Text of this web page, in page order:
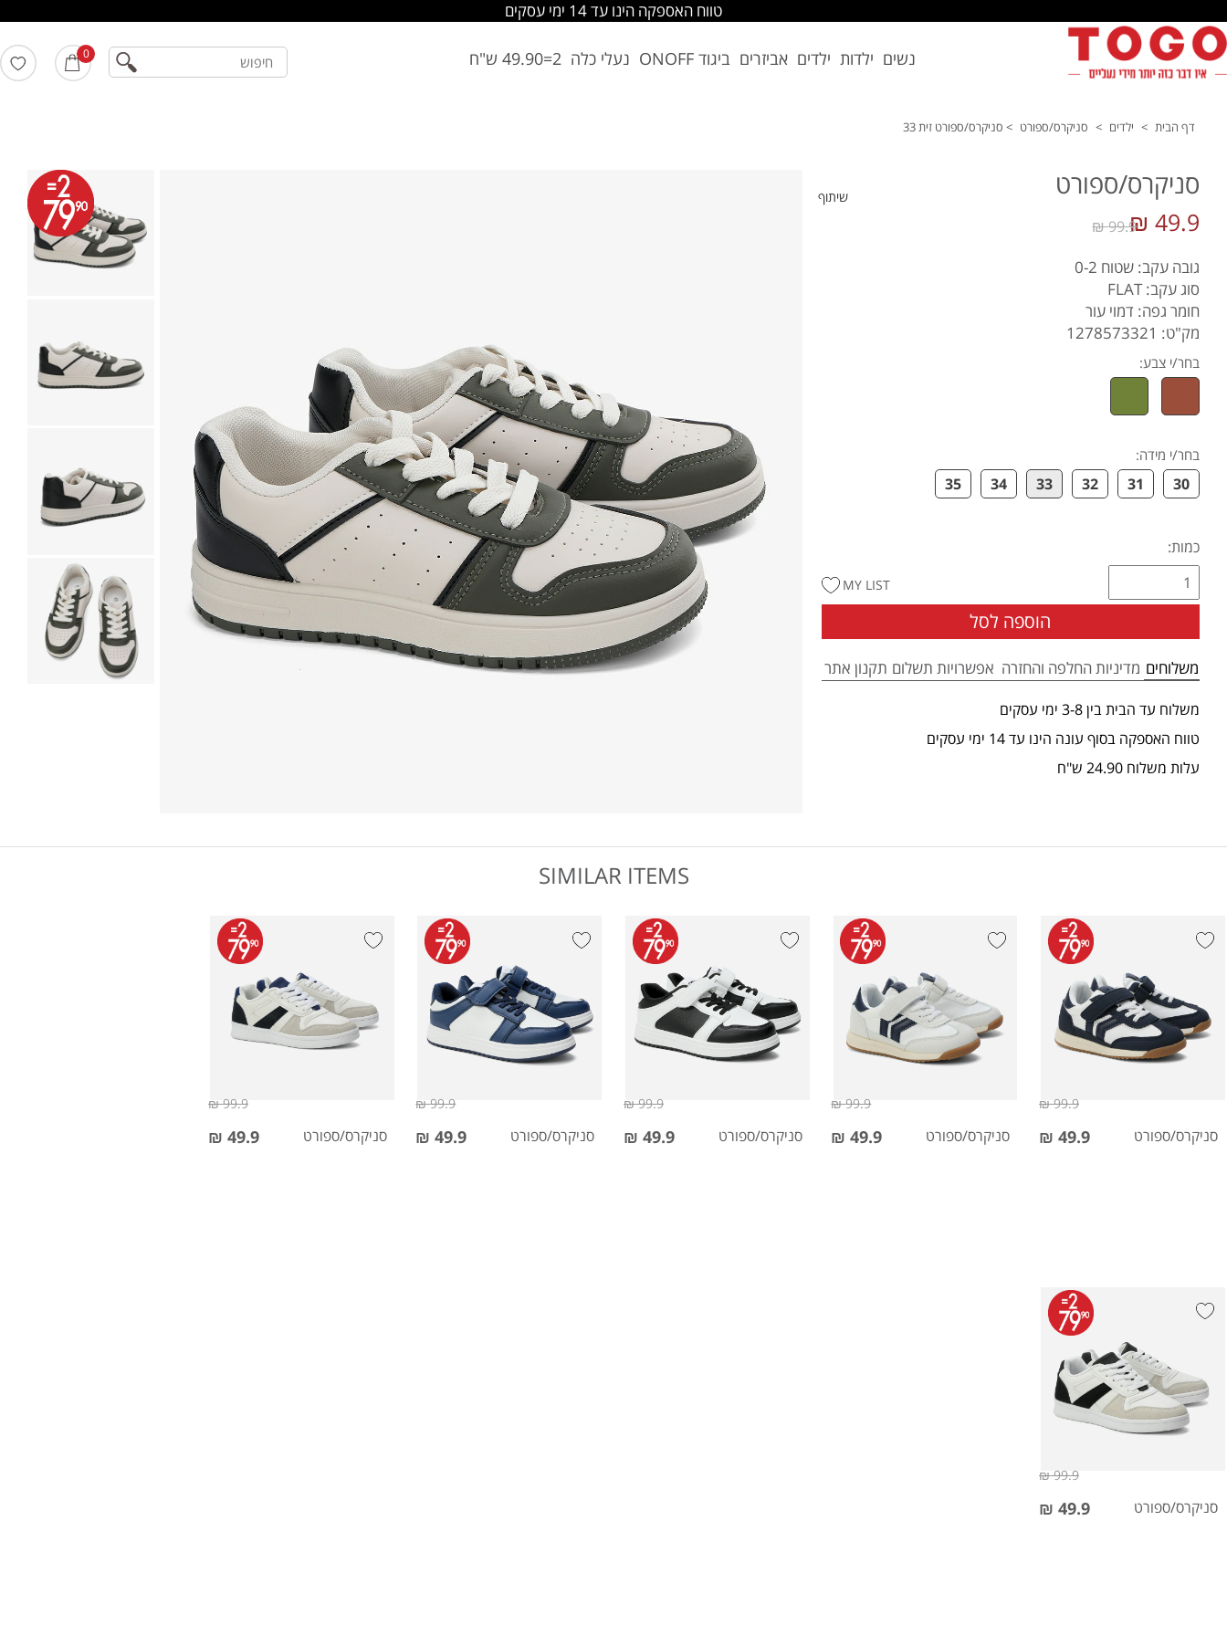
החלפה והחזרה מתבצעת בסניפי הרשת
נשים ילדות ילדים אביזרים ביגוד ONOFF נעלי כלה 2=49.90 ש"ח 0 חיפוש
דף הבית > ילדים > סניקרס/ספורט > סניקרס/ספורט זית 33
שיתוף סניקרס/ספורט
49.9 ₪
99.9 ₪
גובה עקב: שטוח 0-2
סוג עקב: FLAT
חומר גפה: דמוי עור
מק"ט: 1278573321
בחר/י צבע:
בחר/י מידה:
30
31
32
33
34
35
כמות:
הוספה לסל
MY LIST
משלוחים מדיניות החלפה והחזרה אפשרויות תשלום תקנון אתר
משלוח עד הבית בין 3-8 ימי עסקים
טווח האספקה בסוף עונה הינו עד 14 ימי עסקים
עלות משלוח 24.90 ש"ח
SIMILAR ITEMS
סניקרס/ספורט 49.9 ₪
99.9 ₪
סניקרס/ספורט 49.9 ₪
99.9 ₪
סניקרס/ספורט 49.9 ₪
99.9 ₪
סניקרס/ספורט 49.9 ₪
99.9 ₪
סניקרס/ספורט 49.9 ₪
99.9 ₪
סניקרס/ספורט 49.9 ₪
99.9 ₪